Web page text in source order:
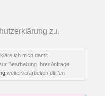
zu.
ich mich damit
Bearbeitung Ihrer Anfrage
weiterverarbeiten dürfen